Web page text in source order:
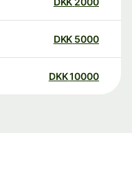
5000
DKK
10000
DKK